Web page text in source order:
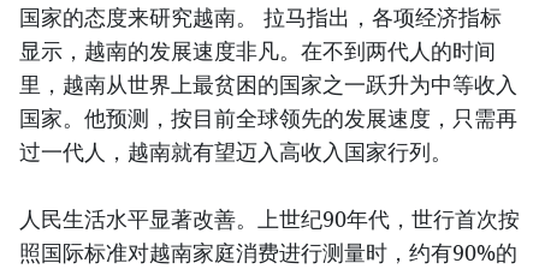
国家的态度来研究越南。 拉马指出，各项经济指标
显示，越南的发展速度非凡。在不到两代人的时间
里，越南从世界上最贫困的国家之一跃升为中等收入
国家。他预测，按目前全球领先的发展速度，只需再
过一代人，越南就有望迈入高收入国家行列。
人民生活水平显著改善。上世纪90年代，世行首次按
照国际标准对越南家庭消费进行测量时，约有90%的